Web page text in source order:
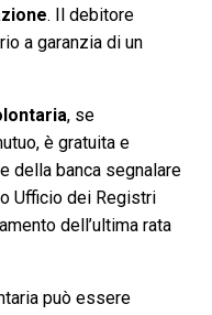
. Il debitore
a garanzia di un
, se
è gratuita e
della banca segnalare
Ufficio dei Registri
dell’ultima rata
può essere